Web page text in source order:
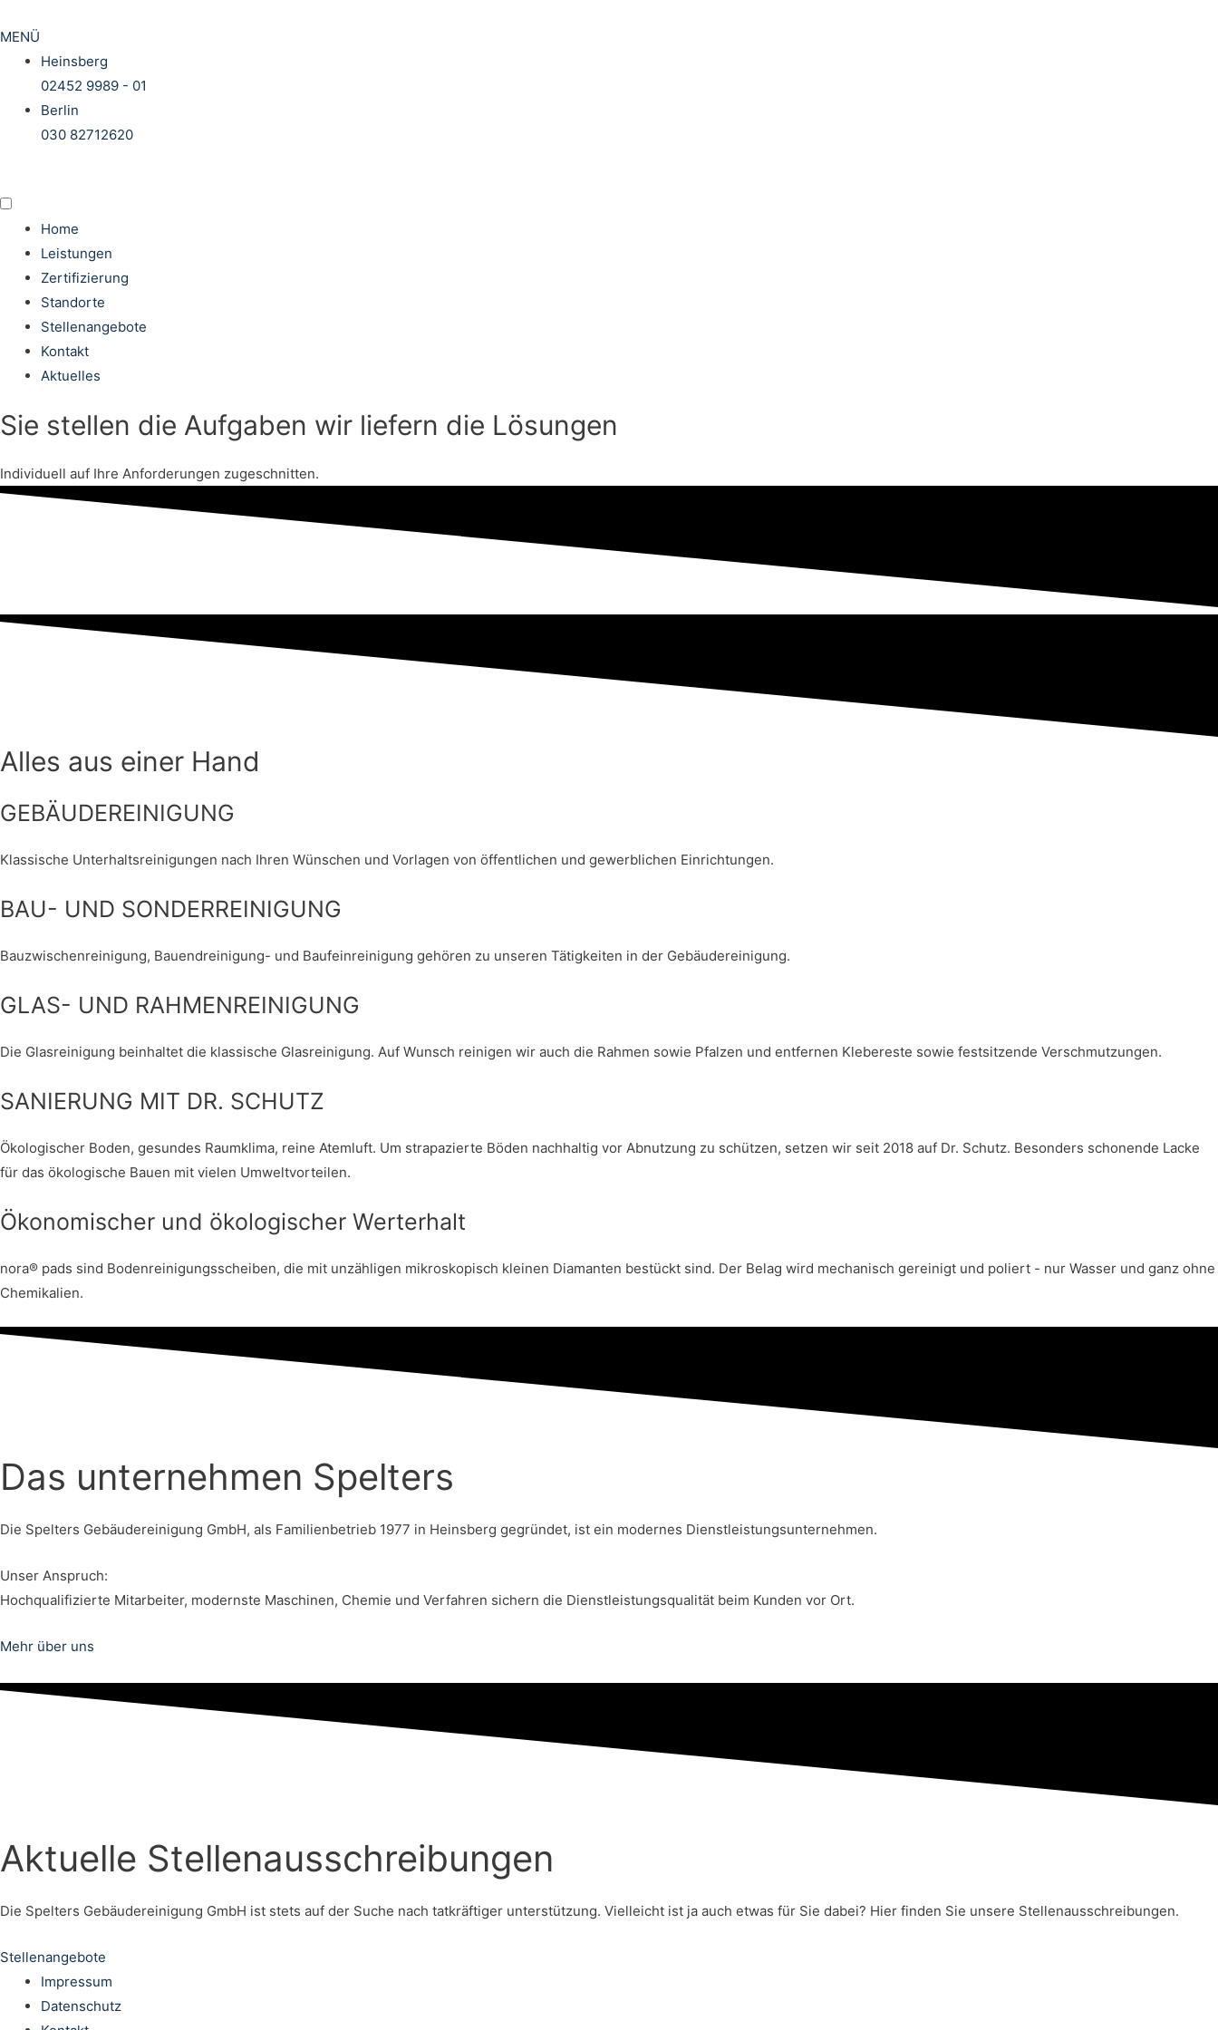
MENÜ
Heinsberg
02452 9989 - 01
Berlin
030 82712620
Home
Leistungen
Zertifizierung
Standorte
Stellenangebote
Kontakt
Aktuelles
Sie stellen die Aufgaben wir liefern die Lösungen
Individuell auf Ihre Anforderungen zugeschnitten.
Alles aus einer Hand
GEBÄUDEREINIGUNG
Klassische Unterhaltsreinigungen nach Ihren Wünschen und Vorlagen von öffentlichen und gewerblichen Einrichtungen.​
BAU- UND SONDERREINIGUNG​
Bauzwischenreinigung, Bauendreinigung- und Baufeinreinigung gehören zu unseren Tätigkeiten in der Gebäudereinigung.
GLAS- UND RAHMENREINIGUNG​
Die Glasreinigung beinhaltet die klassische Glasreinigung. Auf Wunsch reinigen wir auch die Rahmen sowie Pfalzen und entfernen Klebereste sowie festsitzende Verschmutzungen.
SANIERUNG MIT DR. SCHUTZ​
Ökologischer Boden, gesundes Raumklima, reine Atemluft. Um strapazierte Böden nachhaltig vor Abnutzung zu schützen, setzen wir seit 2018 auf Dr. Schutz. Besonders schonende Lacke
für das ökologische Bauen mit vielen Umweltvorteilen.
Ökonomischer und ökologischer Werterhalt
nora® pads sind Bodenreinigungsscheiben, die mit unzähligen mikroskopisch kleinen Diamanten bestückt sind. Der Belag wird mechanisch gereinigt und poliert - nur Wasser und ganz ohne
Chemikalien.
Das unternehmen Spelters
Die Spelters Gebäudereinigung GmbH, als Familienbetrieb 1977 in Heinsberg gegründet, ist ein modernes Dienstleistungsunternehmen.
Unser Anspruch:
Hochqualifizierte Mitarbeiter, modernste Maschinen, Chemie und Verfahren sichern die Dienstleistungsqualität beim Kunden vor Ort.
Mehr über uns
Aktuelle Stellenausschreibungen
Die Spelters Gebäudereinigung GmbH ist stets auf der Suche nach tatkräftiger unterstützung. Vielleicht ist ja auch etwas für Sie dabei? Hier finden Sie unsere Stellenausschreibungen.
Stellenangebote
Impressum
Datenschutz